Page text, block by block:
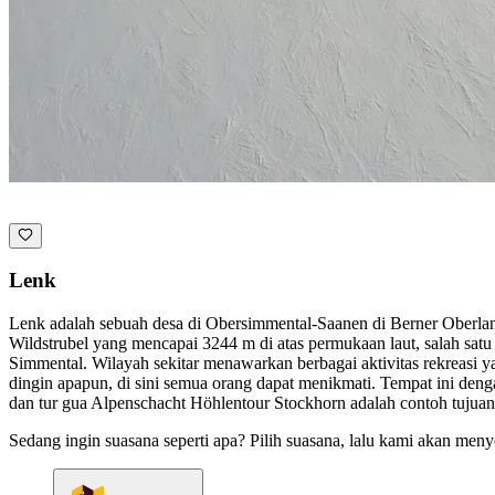
Lenk
Lenk adalah sebuah desa di Obersimmental-Saanen di Berner
Wildstrubel yang mencapai 3244 m di atas permukaan laut, salah
Simmental. Wilayah sekitar menawarkan berbagai aktivitas rekreasi
dingin apapun, di sini semua orang dapat menikmati. Tempat ini
dan tur gua Alpenschacht Höhlentour Stockhorn adalah contoh
Sedang ingin suasana seperti apa? Pilih suasana, lalu kami akan